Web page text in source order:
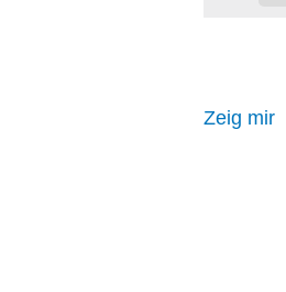
Zeig mir